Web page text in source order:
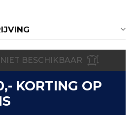
BESCHIKBAAR
KORTING OP